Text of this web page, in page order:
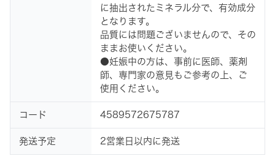
に抽出されたミネラル分で、有効成分
となります。
品質には問題ございませんので、その
ままお使いください。
●妊娠中の方は、事前に医師、薬剤
師、専門家の意見もご参考の上、ご
使用ください。
コード 4589572675787
発送予定 2営業日以内に発送